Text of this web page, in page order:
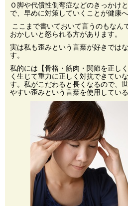
Ｏ脚や代償性側弯症などのきっかけ
で、早めに対策していくことが健康
ここまで書いておいて言うのもな
おかしいと怒られる方があります。
実は私も歪みという言葉が好きでは
す。
私的には【骨格・筋肉・関節を正し
く生じて重力に正しく対抗できてい
す。私がこだわると長くなるので、
やすい歪みという言葉を使用してい